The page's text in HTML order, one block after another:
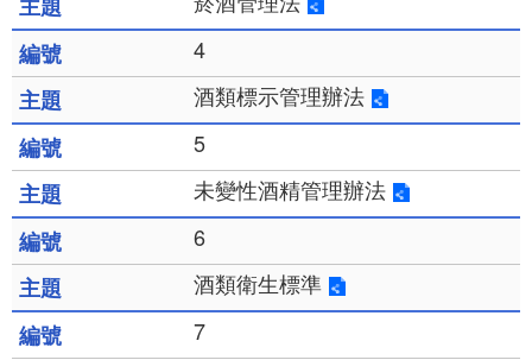
4
酒類標示管理辦法
5
未變性酒精管理辦法
6
酒類衛生標準
7